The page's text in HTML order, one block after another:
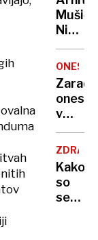
rekord
Mušič:
Nikoli
nisem
da je
to v
moji
sploh
Zaradi
v
delu
voda
Kako
so
se